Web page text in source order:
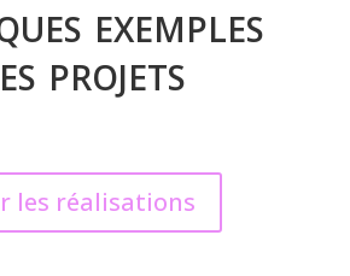
exemples
projets
les réalisations